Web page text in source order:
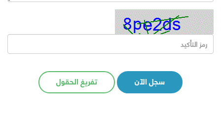
سجل الآن تفريغ الحقول